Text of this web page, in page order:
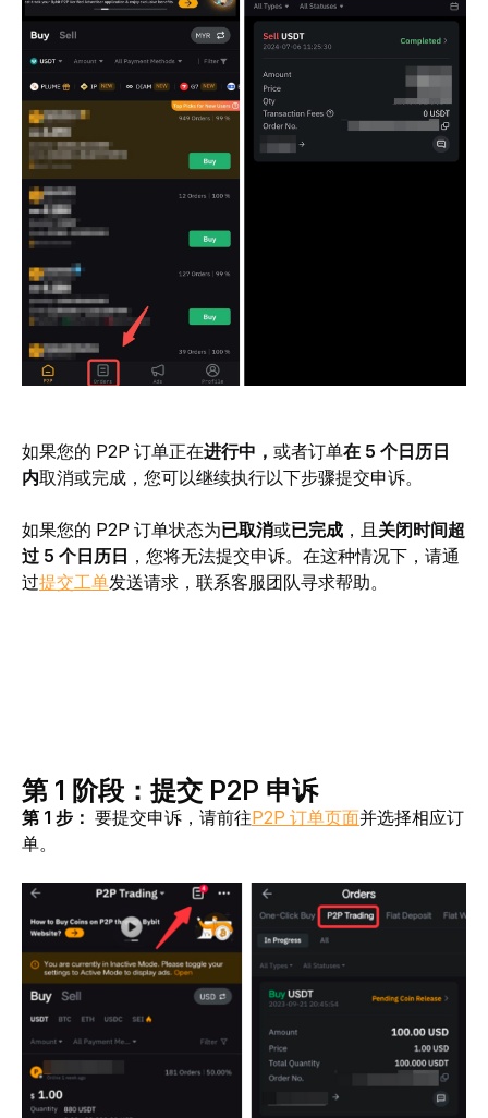
如果您的 P2P 订单正在进行中， 或者订单在 5 个日历日
内取消或完成，您可以继续执行以下步骤提交申诉。
如果您的 P2P 订单状态为已取消或已完成 ，且 关闭时间超
过 5 个日历日 ，您将无法提交申诉。在这种情况下，请通
过提交工单发送请求，联系客服团队寻求帮助。
第 1 阶段：提交 P2P 申诉
第 1 步： 要提交申诉，请前往P2P 订单页面并选择相应订
单。